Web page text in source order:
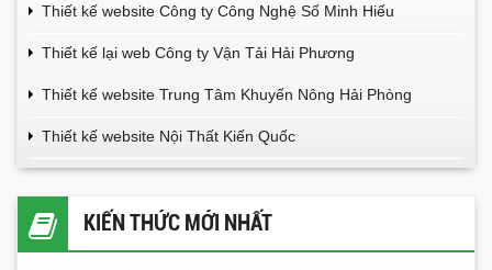
Thiết kế website Công ty Công Nghệ Số Minh Hiếu
Thiết kế lại web Công ty Vận Tải Hải Phương
Thiết kế website Trung Tâm Khuyến Nông Hải Phòng
Thiết kế website Nội Thất Kiến Quốc
KIẾN THỨC MỚI NHẤT